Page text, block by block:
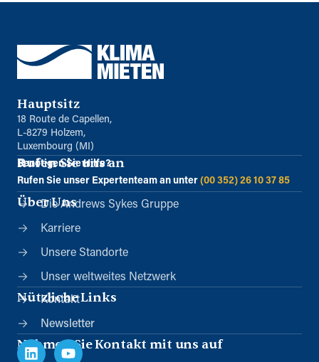
Hauptsitz
18 Route de Capellen,
L-8279 Holzem,
Luxembourg (MI)
Rufen Sie uns an
Benötigen Sie Hilfe?
Rufen Sie unser Expertenteam an unter (00 352) 26 10 37 85
Über Uns
Die Andrews Sykes Gruppe
Karriere
Unsere Standorte
Unser weltweites Netzwerk
Nützliche Links
Kontakt
Newsletter
Nehmen Sie Kontakt mit uns auf